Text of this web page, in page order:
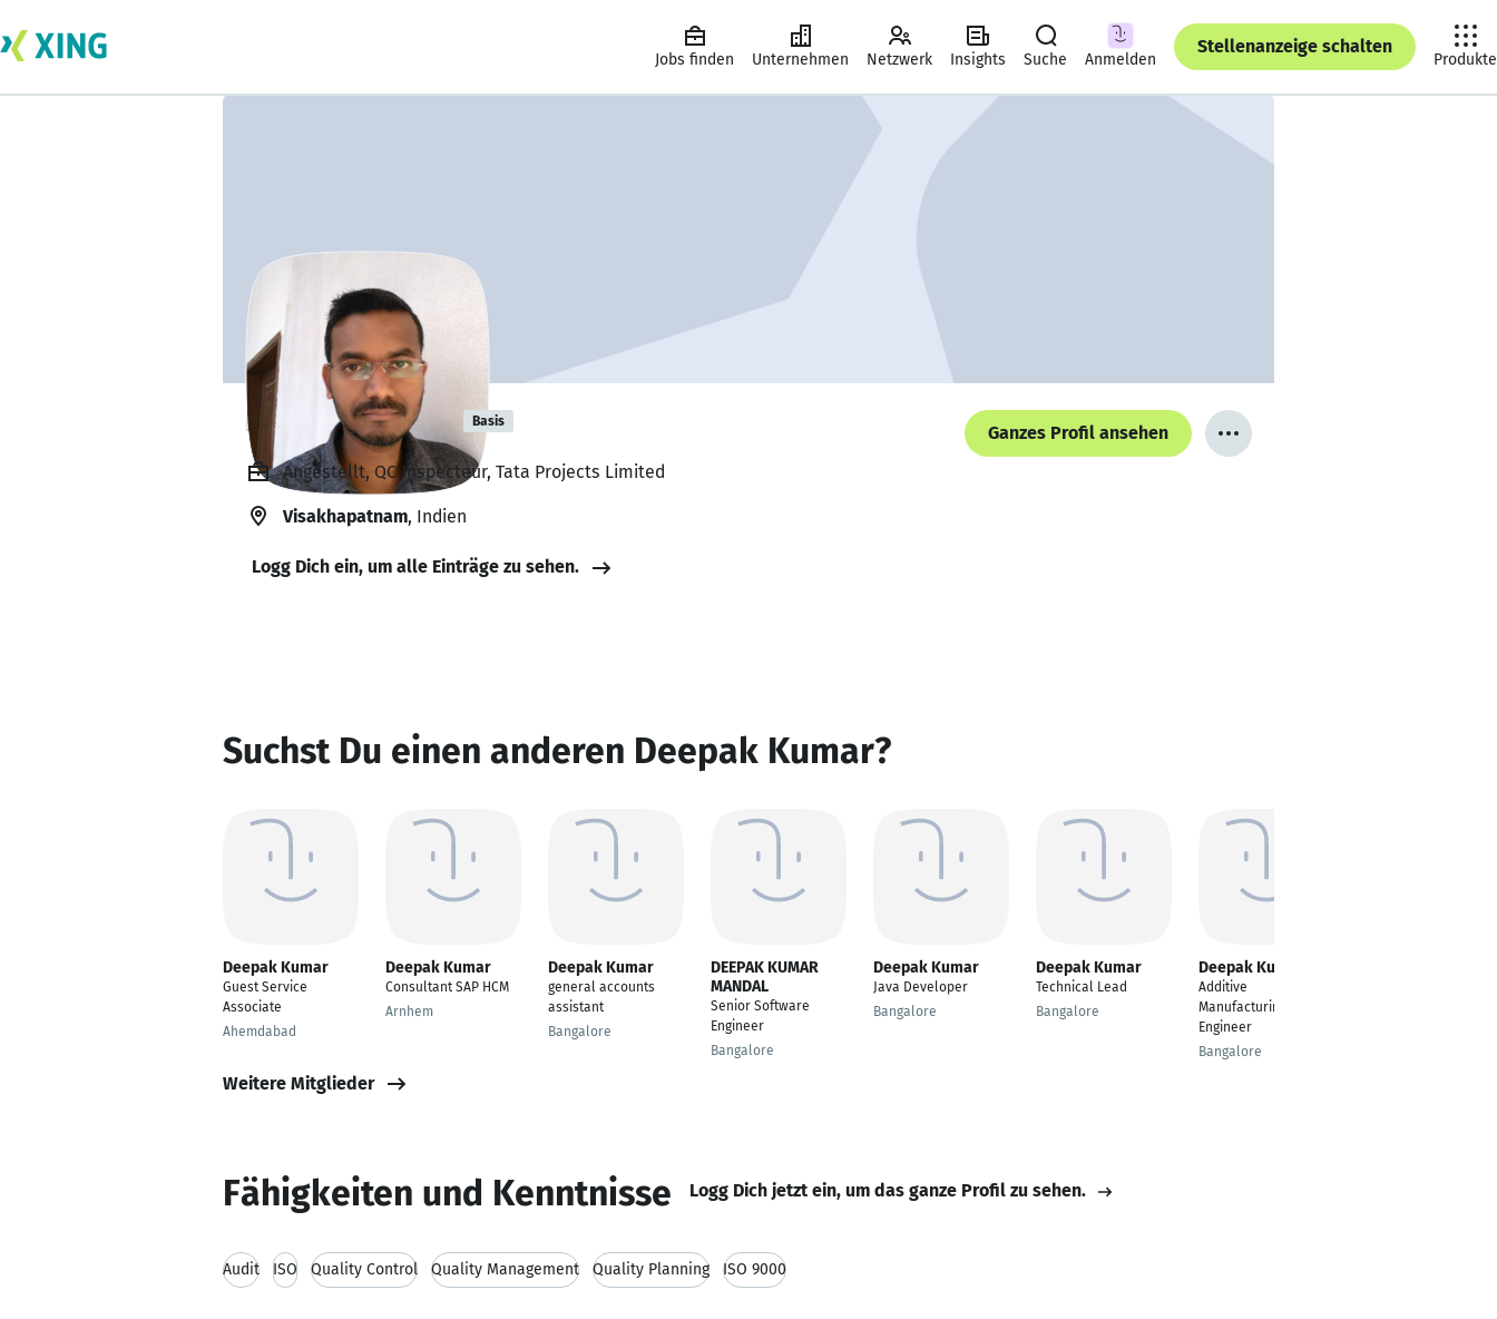
Jobs finden Unternehmen Netzwerk Insights Suche Anmelden
Stellenanzeige schalten
Produkte
Deepak Kumar Basis
Ganzes Profil ansehen
Angestellt, QC Inspecteur, Tata Projects Limited
Visakhapatnam, Indien
Logg Dich ein, um alle Einträge zu sehen.
Suchst Du einen anderen Deepak Kumar?
Deepak Kumar
Guest Service
Associate
Ahemdabad
Deepak Kumar
Consultant SAP HCM
Arnhem
Deepak Kumar
general accounts
assistant
Bangalore
DEEPAK KUMAR
MANDAL
Senior Software
Engineer
Bangalore
Deepak Kumar
Java Developer
Bangalore
Deepak Kumar
Technical Lead
Bangalore
Deepak Kumar
Additive
Manufacturing
Engineer
Bangalore
Weitere Mitglieder
Fähigkeiten und Kenntnisse Logg Dich jetzt ein, um das ganze Profil zu sehen.
Audit ISO Quality Control Quality Management Quality Planning ISO 9000